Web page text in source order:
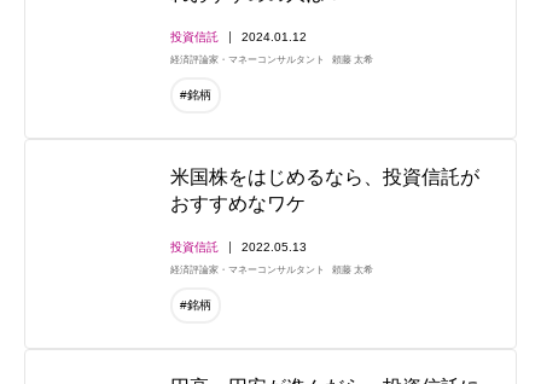
投資信託 2024.01.12
経済評論家・マネーコンサルタント 頼藤 太希
#銘柄
米国株をはじめるなら、投資信託が
おすすめなワケ
投資信託 2022.05.13
経済評論家・マネーコンサルタント 頼藤 太希
#銘柄